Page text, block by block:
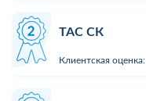
ТАС СК
Клиентская оценка: